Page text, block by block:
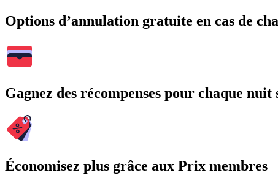
Options d’annulation gratuite en cas de
Gagnez des récompenses pour chaque nuit
Économisez plus grâce aux Prix membres